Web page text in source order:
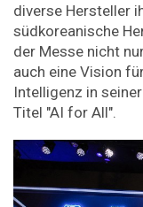
diverse Hersteller
südkoreanische
der Messe nicht
auch eine Vision
Intelligenz in
Titel "AI for All".